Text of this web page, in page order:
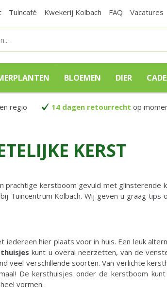
Tuincafé Kwekerij Kolbach FAQ Vacatures
BLOEMEN DIER
regio 14 dagen retourrecht op
KERST
prachtige kerstboom gevuld met glinsterende
Tuincentrum Kolbach. Wij geven u graag tips
hier plaats voor in huis. Een leuk
kunt u overal neerzetten, van de
veel verschillende soorten. Van verlichte
De kersthuisjes onder de kerstboom
vormen.